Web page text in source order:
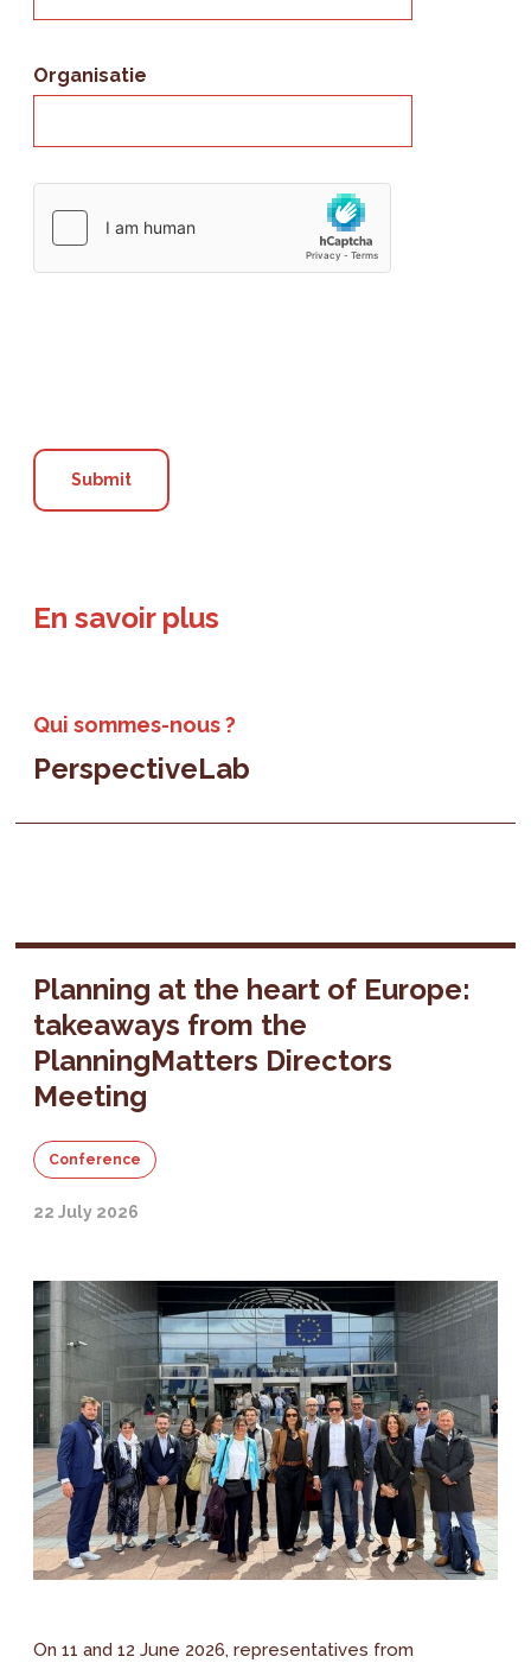
Organisatie
En savoir plus
Qui sommes-nous ?
PerspectiveLab
Planning at the heart of Europe:
takeaways from the
PlanningMatters Directors
Meeting
Conference
22 July 2026
On 11 and 12 June 2026, representatives from